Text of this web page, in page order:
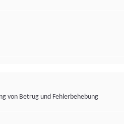
von Betrug und Fehlerbehebung